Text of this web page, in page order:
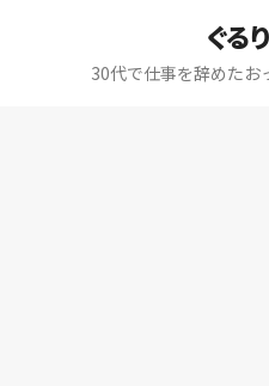
ぐる
30代で仕事を辞めたお